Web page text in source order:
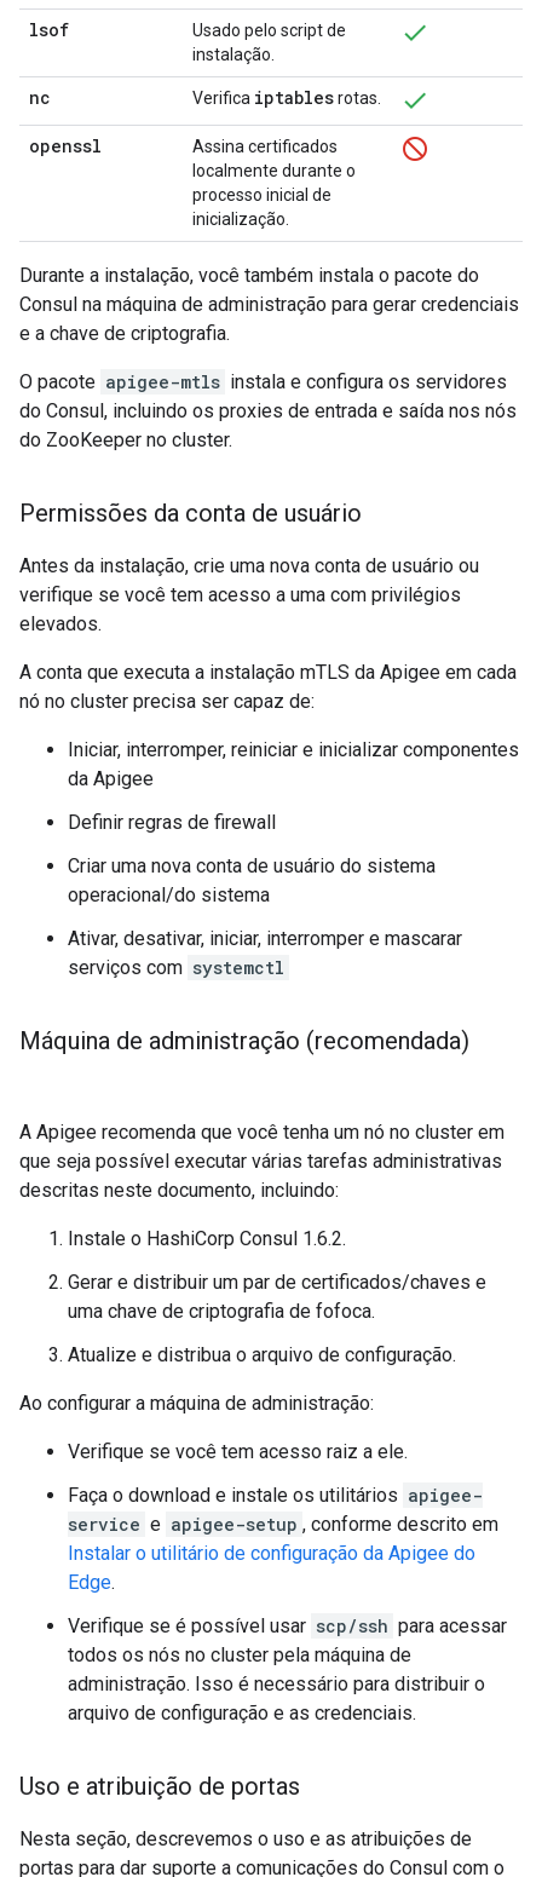
lsof
Usado pelo script de
instalação.
nc Verifica iptablesrotas.
openssl
Assina certificados
localmente durante o
processo inicial de
inicialização.
Durante a instalação, você também instala o pacote do
Consul na máquina de administração para gerar credenciais
e a chave de criptografia.
O pacote apigee-mtls instala e configura os servidores
do Consul, incluindo os proxies de entrada e saída nos nós
do ZooKeeper no cluster.
Permissões da conta de usuário
Antes da instalação, crie uma nova conta de usuário ou
verifique se você tem acesso a uma com privilégios
elevados.
A conta que executa a instalação mTLS da Apigee em cada
nó no cluster precisa ser capaz de:
Iniciar, interromper, reiniciar e inicializar componentes
da Apigee
Definir regras de firewall
Criar uma nova conta de usuário do sistema
operacional/do sistema
Ativar, desativar, iniciar, interromper e mascarar
serviços com systemctl
Máquina de administração (recomendada)
A Apigee recomenda que você tenha um nó no cluster em
que seja possível executar várias tarefas administrativas
descritas neste documento, incluindo:
Instale o HashiCorp Consul 1.6.2.
Gerar e distribuir um par de certificados/chaves e
uma chave de criptografia de fofoca.
Atualize e distribua o arquivo de configuração.
Ao configurar a máquina de administração:
Verifique se você tem acesso raiz a ele.
Faça o download e instale os utilitários apigee-
service e apigee-setup , conforme descrito em
Instalar o utilitário de configuração da Apigee do
Edge.
Verifique se é possível usar scp/ssh para acessar
todos os nós no cluster pela máquina de
administração. Isso é necessário para distribuir o
arquivo de configuração e as credenciais.
Uso e atribuição de portas
Nesta seção, descrevemos o uso e as atribuições de
portas para dar suporte a comunicações do Consul com o